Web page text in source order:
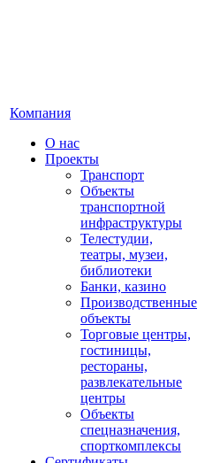
Компания
О нас
Проекты
Транспорт
Объекты
транспортной
инфраструктуры
Телестудии,
театры, музеи,
библиотеки
Банки, казино
Производственные
объекты
Торговые центры,
гостиницы,
рестораны,
развлекательные
центры
Объекты
спецназначения,
спорткомплексы